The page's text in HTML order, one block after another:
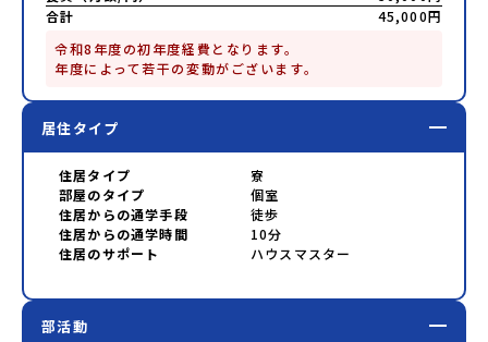
合計
45,000円
令和8年度の初年度経費となります。
年度によって若干の変動がございます。
居住タイプ
住居タイプ
寮
部屋のタイプ
個室
住居からの通学手段
徒歩
住居からの通学時間
10分
住居のサポート
ハウスマスター
部活動